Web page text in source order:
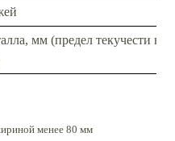
мм (предел текучести не
менее 80 мм